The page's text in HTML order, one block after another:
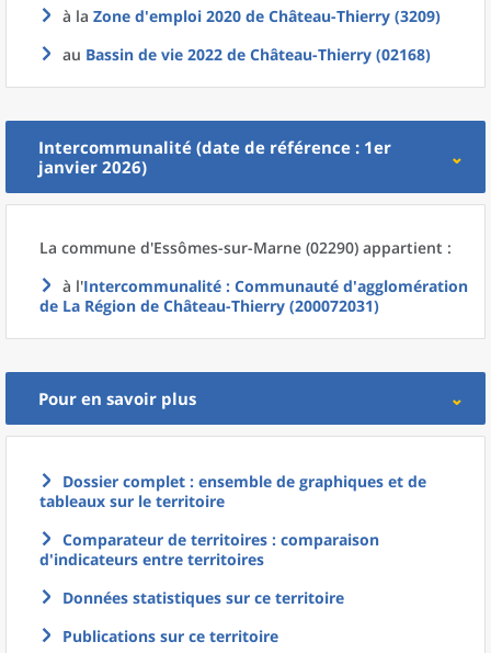
à la Zone d'emploi 2020 de Château-Thierry (3209)
au Bassin de vie 2022 de Château-Thierry (02168)
Intercommunalité (date de référence : 1er
janvier 2026)
La commune d'Essômes-sur-Marne (02290) appartient :
à l'Intercommunalité : Communauté d'agglomération
de La Région de Château-Thierry (200072031)
Pour en savoir plus
Dossier complet : ensemble de graphiques et de
tableaux sur le territoire
Comparateur de territoires : comparaison
d'indicateurs entre territoires
Données statistiques sur ce territoire
Publications sur ce territoire